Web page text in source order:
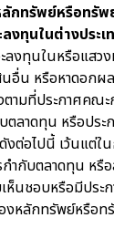
ลักทรัพย์หรือทรั
งทุนในต่างประเ
ลงทุนในหรือแสวง
อื่น หรือหาดอกผ
ตามที่ประกาศคณ
ตลาดทุน หรือปร
งต่อไปนี้ เว้นแต่
ำกับตลาดทุน หรื
ห็นชอบหรือมีประ
หลักทรัพย์หรือท